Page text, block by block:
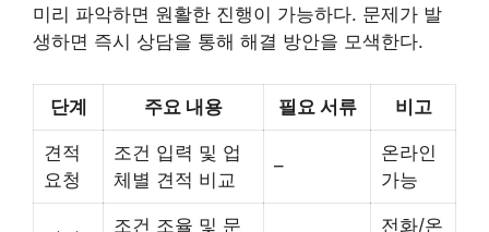
미리 파악하면 원활한 진행이 가능하다. 문제가 발
생하면 즉시 상담을 통해 해결 방안을 모색한다.
단계 주요 내용 필요 서류 비고
견적
요청
조건 입력 및 업
체별 견적 비교
–
온라인
가능
조건 조율 및 문 전화/온